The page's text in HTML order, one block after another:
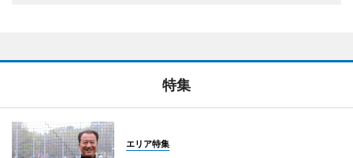
特集
エリア特集